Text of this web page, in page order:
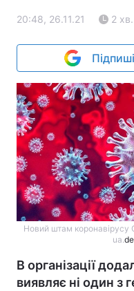
20:48, 26.11.21 2 хв.
Новий штам коронавірусу
ua.
В організації
виявляє ні один з